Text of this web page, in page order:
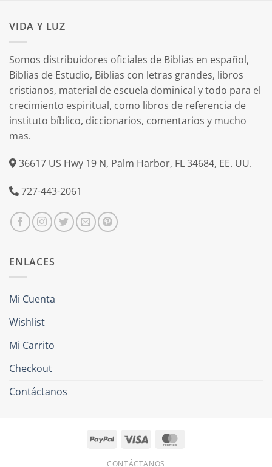
VIDA Y LUZ
Somos distribuidores oficiales de Biblias en español,
Biblias de Estudio, Biblias con letras grandes, libros
cristianos, material de escuela dominical y todo para el
crecimiento espiritual, como libros de referencia de
instituto bíblico, diccionarios, comentarios y mucho
mas.
36617 US Hwy 19 N, Palm Harbor, FL 34684, EE. UU.
727-443-2061
ENLACES
Mi Cuenta
Wishlist
Mi Carrito
Checkout
Contáctanos
PayPal Visa
CONTÁCTANOS